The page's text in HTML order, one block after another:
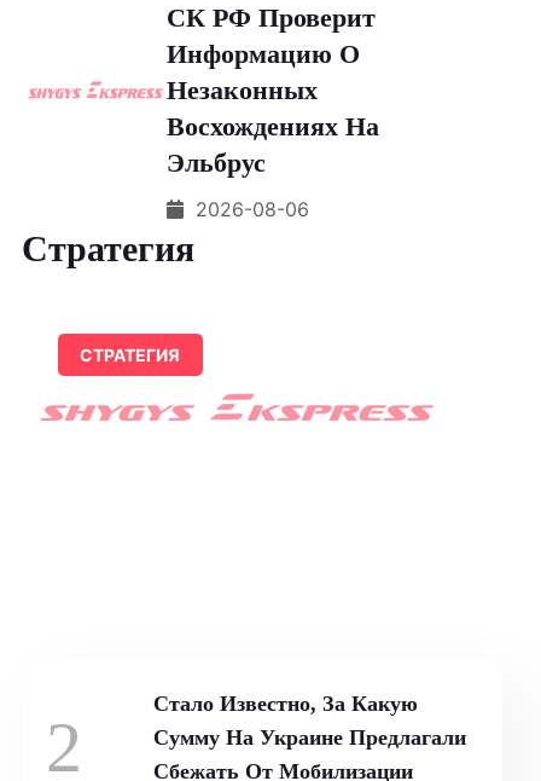
СК РФ Проверит
Информацию О
Незаконных
Восхождениях На
Эльбрус
2026-08-06
Стратегия
СТРАТЕГИЯ
2
Стало Известно, За Какую
Сумму На Украине Предлагали
Сбежать От Мобилизации